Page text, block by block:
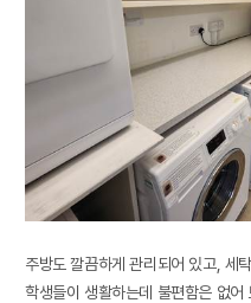
주방도 깔끔하게 관리되어 있고, 세
학생들이 생활하는데 불편함은 없어